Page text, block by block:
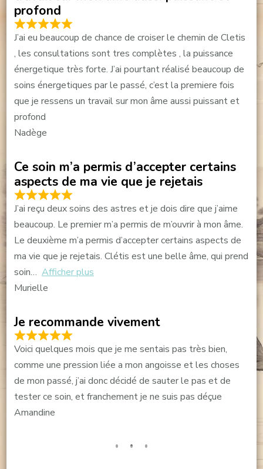
profond
J’ai eu beaucoup de chance de croiser le chemin de Cletis
, les consultations sont tres complètes , la puissance
énergetique très forte. J’ai pourtant réalisé beaucoup de
soins énergetiques par le passé, c’est la premiere fois
que je ressens un travail sur mon âme aussi puissant et
profond
Nadège
Ce soin m’a permis d’accepter certains
aspects de ma vie que je rejetais
J’ai reçu deux soins des astres et je dois dire que j’aime
beaucoup. Le premier m’a permis de m’ouvrir à mon âme.
Le deuxième m’a permis d’accepter certains aspects de
ma vie que je rejetais. Clétis est une belle âme, qui prend
soin
Afficher plus
Murielle
Je recommande vivement
Voici quelques mois que je me sentais pas très bien,
comme une pression liée a mon angoisse et les choses
de mon passé, j’ai donc décidé de sauter le pas et de
tester ce soin, et franchement je ne suis pas déçue
Amandine